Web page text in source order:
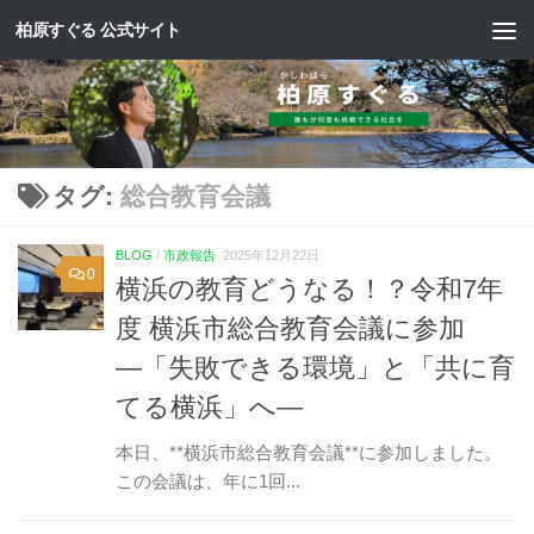
コンテンツへスキップ
柏原すぐる 公式サイト
タグ: 総合教育会議
0
BLOG / 市政報告 2025年12月22日
横浜の教育どうなる！？令和7年
度 横浜市総合教育会議に参加
―「失敗できる環境」と「共に育
てる横浜」へ―
本日、**横浜市総合教育会議**に参加しました。
この会議は、年に1回...